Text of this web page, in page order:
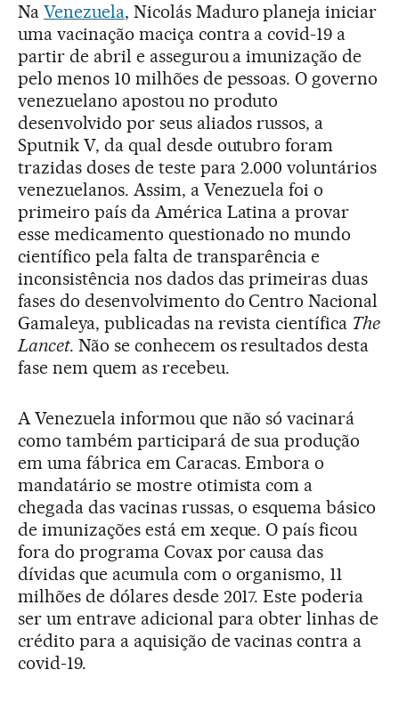
Na Venezuela, Nicolás Maduro planeja iniciar
uma vacinação maciça contra a covid-19 a
partir de abril e assegurou a imunização de
pelo menos 10 milhões de pessoas. O governo
venezuelano apostou no produto
desenvolvido por seus aliados russos, a
Sputnik V, da qual desde outubro foram
trazidas doses de teste para 2.000 voluntários
venezuelanos. Assim, a Venezuela foi o
primeiro país da América Latina a provar
esse medicamento questionado no mundo
científico pela falta de transparência e
inconsistência nos dados das primeiras duas
fases do desenvolvimento do Centro Nacional
Gamaleya, publicadas na revista científica The
Lancet. Não se conhecem os resultados desta
fase nem quem as recebeu.
A Venezuela informou que não só vacinará
como também participará de sua produção
em uma fábrica em Caracas. Embora o
mandatário se mostre otimista com a
chegada das vacinas russas, o esquema básico
de imunizações está em xeque. O país ficou
fora do programa Covax por causa das
dívidas que acumula com o organismo, 11
milhões de dólares desde 2017. Este poderia
ser um entrave adicional para obter linhas de
crédito para a aquisição de vacinas contra a
covid-19.